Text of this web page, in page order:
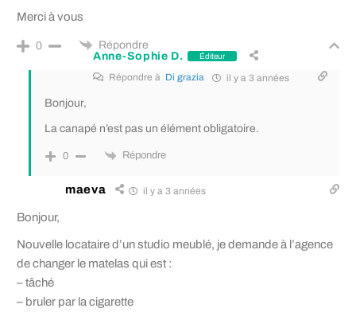
Merci à vous
0
Répondre
Anne-Sophie D.
Éditeur
Répondre à Di grazia il y a 3 années
Bonjour,
La canapé n’est pas un élément obligatoire.
0 Répondre
maeva il y a 3 années
Bonjour,
Nouvelle locataire d’un studio meublé, je demande à l’agence
de changer le matelas qui est :
– tâché
– bruler par la cigarette